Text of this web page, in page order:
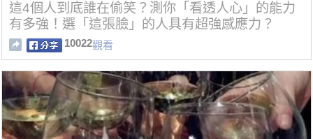
這4個人到底誰在偷笑？測你「看透人心」的能力
有多強！選「這張臉」的人具有超強感應力？
10022觀看